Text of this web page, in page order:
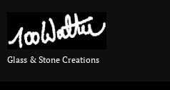
Glass & Stone Creations